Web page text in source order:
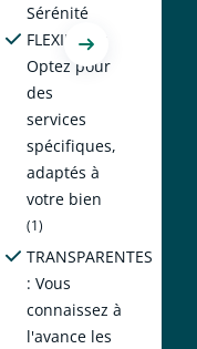
Sérénité
FLEXIBLES :
Optez pour
des
services
spécifiques,
adaptés à
votre bien
(1)
TRANSPARENTES
: Vous
connaissez à
l'avance les